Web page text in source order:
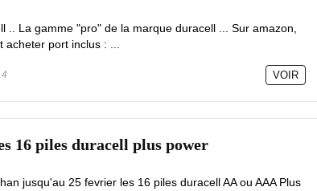
.. La gamme "pro" de la marque duracell ... Sur amazon,
port inclus : ...
VOIR
16 piles duracell plus power
jusqu'au 25 fevrier les 16 piles duracell AA ou AAA Plus